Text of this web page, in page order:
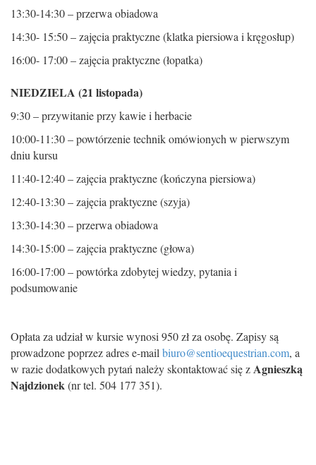
13:30-14:30 – przerwa obiadowa
14:30- 15:50 – zajęcia praktyczne (klatka piersiowa i kręgosłup)
16:00- 17:00 – zajęcia praktyczne (łopatka)
NIEDZIELA (21 listopada)
9:30 – przywitanie przy kawie i herbacie
10:00-11:30 – powtórzenie technik omówionych w pierwszym
dniu kursu
11:40-12:40 – zajęcia praktyczne (kończyna piersiowa)
12:40-13:30 – zajęcia praktyczne (szyja)
13:30-14:30 – przerwa obiadowa
14:30-15:00 – zajęcia praktyczne (głowa)
16:00-17:00 – powtórka zdobytej wiedzy, pytania i
podsumowanie
Opłata za udział w kursie wynosi 950 zł za osobę. Zapisy są
prowadzone poprzez adres e-mailbiuro@sentioequestrian.com, a
w razie dodatkowych pytań należy skontaktować się zAgnieszką
Najdzionek(nr tel. 504 177 351).